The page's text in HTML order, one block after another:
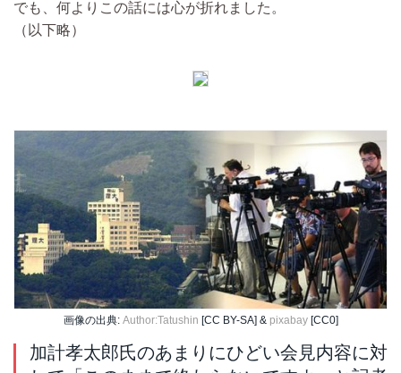
でも、何よりこの話には心が折れました。
（以下略）
画像の出典: Author:Tatushin [CC BY-SA] & pixabay[CC0]
加計孝太郎氏のあまりにひどい会見内容に対